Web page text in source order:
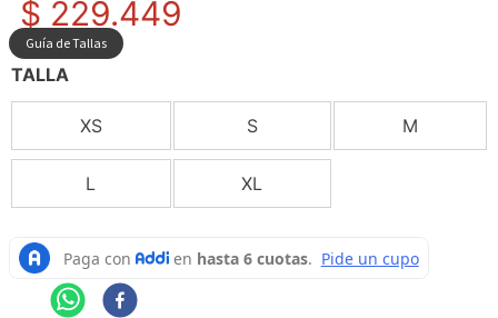
$ 229.449
Guía de Tallas
TALLA
L
M
S
XL
XS
9. camisetas hombre
10